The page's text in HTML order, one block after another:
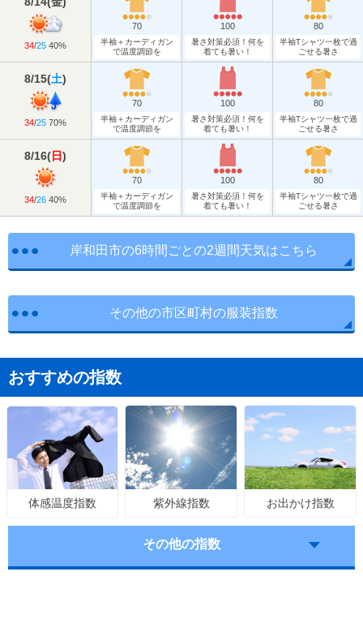
34/25 40%
70
半袖＋カーディガン
で温度調節を
100
暑さ対策必須！何を
着ても暑い！
80
半袖Tシャツ一枚で過
ごせる暑さ
8/15(土)
34/25 70%
70
半袖＋カーディガン
で温度調節を
100
暑さ対策必須！何を
着ても暑い！
80
半袖Tシャツ一枚で過
ごせる暑さ
8/16(日)
34/26 40%
70
半袖＋カーディガン
で温度調節を
100
暑さ対策必須！何を
着ても暑い！
80
半袖Tシャツ一枚で過
ごせる暑さ
岸和田市の6時間ごとの2週間天気はこちら
その他の市区町村の服装指数
おすすめの指数
体感温度指数 紫外線指数 お出かけ指数
その他の指数